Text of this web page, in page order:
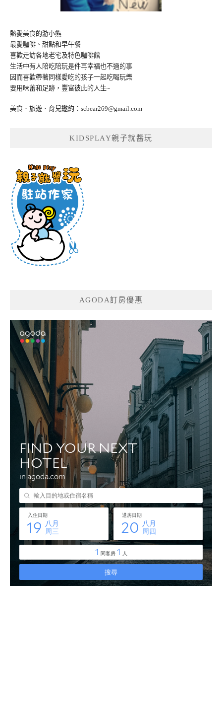
熱愛美食的游小熊
最愛咖啡、甜點和早午餐
喜歡走訪各地老宅及特色咖啡館
生活中有人陪吃陪玩是件再幸福也不過的事
因而喜歡帶著同樣愛吃的孩子一起吃喝玩樂
要用味蕾和足跡，豐富彼此的人生~
美食．旅遊．育兒邀約： scbear269@gmail.com
KIDSPLAY親子就醬玩
AGODA訂房優惠